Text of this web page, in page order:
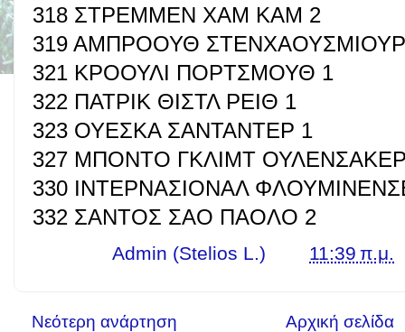
318 ΣΤΡΕΜΜΕΝ ΧΑΜ ΚΑΜ 2
319 ΑΜΠΡΟΟΥΘ
321 ΚΡΟΟΥΛΙ ΠΟΡΤΣΜΟΥΘ 1
322 ΠΑΤΡΙΚ ΘΙΣΤΛ ΡΕΙΘ 1
323 ΟΥΕΣΚΑ ΣΑΝΤΑΝΤΕΡ 1
327 ΜΠΟΝΤΟ ΓΚΛΙΜΤ
330 ΙΝΤΕΡΝΑΣΙΟΝΑΛ
332 ΣΑΝΤΟΣ ΣΑΟ ΠΑΟΛΟ 2
Admin (Stelios L.) 11:39 π.μ.
Νεότερη ανάρτηση Αρχική σελίδα